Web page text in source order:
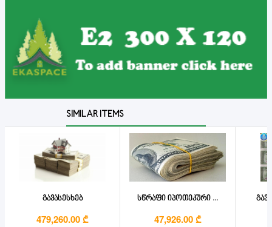
SIMILAR ITEMS
გავასესხებ
479,260.00 ₾
სწრაფი იპოთეკური ...
47,926.00 ₾